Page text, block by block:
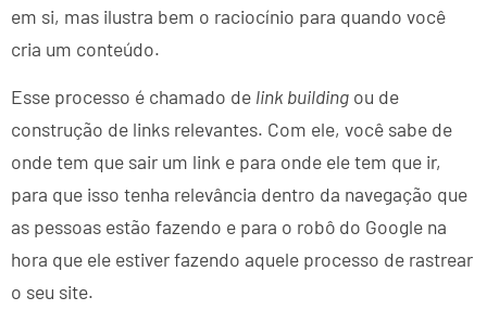
em si, mas ilustra bem o raciocínio para quando você
cria um conteúdo.
Esse processo é chamado de link building ou de
construção de links relevantes. Com ele, você sabe de
onde tem que sair um link e para onde ele tem que ir,
para que isso tenha relevância dentro da navegação que
as pessoas estão fazendo e para o robô do Google na
hora que ele estiver fazendo aquele processo de rastrear
o seu site.